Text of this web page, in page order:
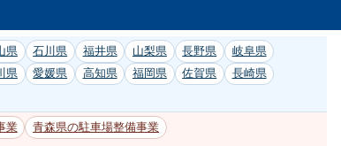
県 石川県 福井県 山梨県 長野県
岐阜県
県 愛媛県 高知県 福岡県 佐賀県
長崎県
業
青森県の駐車場整備事業